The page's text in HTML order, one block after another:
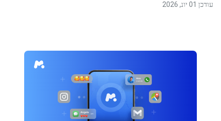
עודכן 01 יונ, 2026